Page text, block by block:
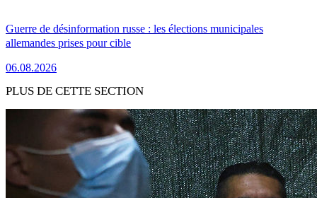
Guerre de désinformation russe : les élections municipales
allemandes prises pour cible
06.08.2026
PLUS DE CETTE SECTION